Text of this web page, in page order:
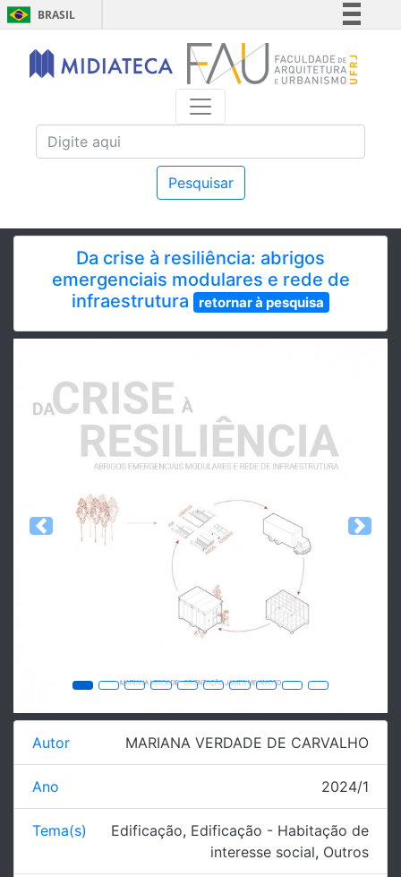
BRASIL
Simplifique!
Comunica BR
Acesso à informação
Pesquisar
Da crise à resiliência: abrigos
emergenciais modulares e rede de
infraestrutura
retornar à pesquisa
Previous Next
Autor MARIANA VERDADE DE CARVALHO
Ano 2024/1
Tema(s) Edificação, Edificação - Habitação de
interesse social, Outros